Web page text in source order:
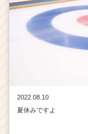
2022.08.10
夏休みですよ